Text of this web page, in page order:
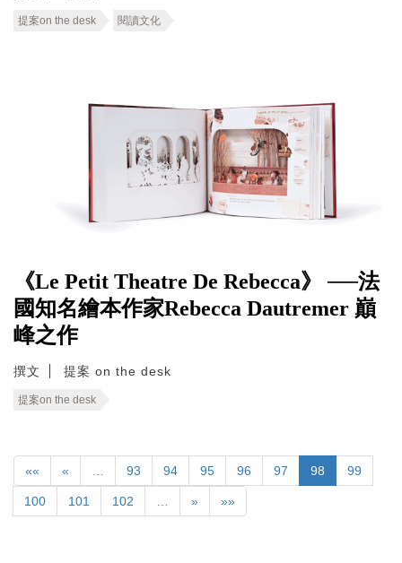
提案on the desk 閱讀文化
《Le Petit Theatre De Rebecca》 ──法
國知名繪本作家Rebecca Dautremer 巔
峰之作
撰文 提案 on the desk
提案on the desk
«« « 93 94 95 96 97 98 99
100 101 102 » »»